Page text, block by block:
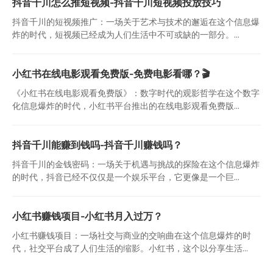
抖音千川的短视频推广：一场关于艺术与技术的邂逅在这个信息爆
炸的时代，短视频已经成为人们生活中不可或缺的一部分。...
小红书在线电影观看免费版-免费电影看哪？🎬
《小红书在线电影观看免费版》：数字时代的观影哲学在这个数字
化信息爆炸的时代，小红书平台推出的在线电影观看免费版...
抖音千川能赚到钱吗-抖音千川赚钱吗？
抖音千川的金钱密码：一场关于机遇与挑战的探险在这个信息爆炸
的时代，抖音已经不仅仅是一个娱乐平台，它更像是一个巨...
小红书赚钱项目-小红书月入过万？
小红书赚钱项目：一场社交与商业的交响曲在这个信息爆炸的时
代，社交平台成了人们生活的缩影。小红书，这个以分享生活...